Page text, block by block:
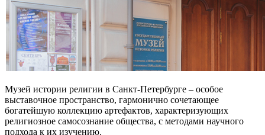
Музей истории религии в Санкт-Петербурге – особое
выставочное пространство, гармонично сочетающее
богатейшую коллекцию артефактов, характеризующих
религиозное самосознание общества, с методами научного
подхода к их изучению.